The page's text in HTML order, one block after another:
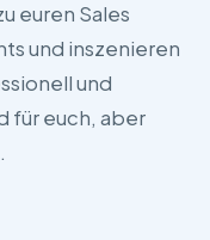
euren Sales
und inszenieren
und
für euch, aber